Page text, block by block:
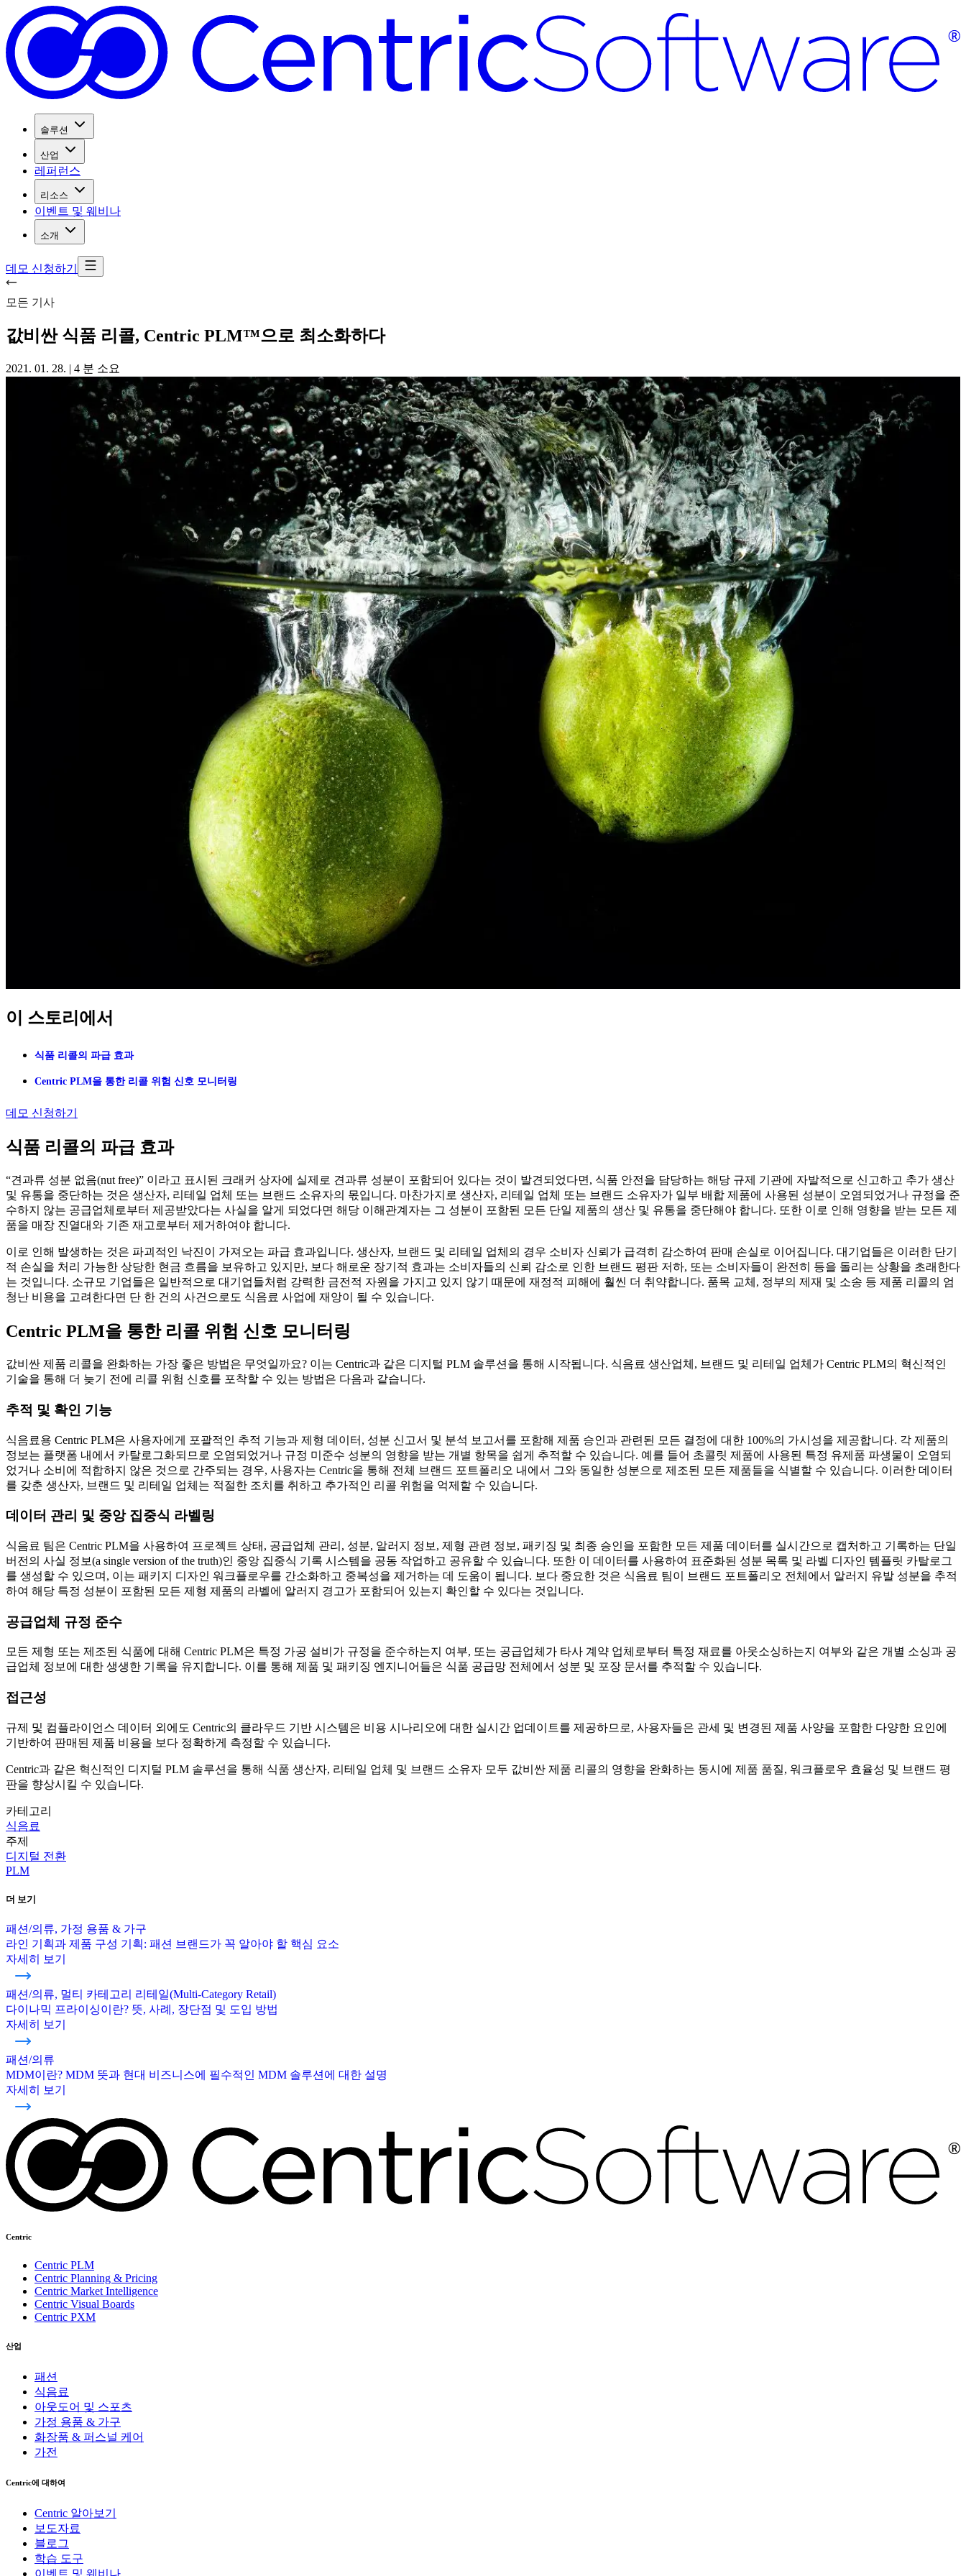
솔루션
산업
레퍼런스
리소스
이벤트 및 웨비나
소개
데모 신청하기
모든 기사
값비싼 식품 리콜, Centric PLM™으로 최소화하다
2021. 01. 28. | 4 분 소요
이 스토리에서
식품 리콜의 파급 효과
Centric PLM을 통한 리콜 위험 신호 모니터링
데모 신청하기
식품 리콜의 파급 효과
“견과류 성분 없음(nut free)” 이라고 표시된 크래커 상자에 실제로 견과류 성분이 포함되어 있다는 것이 발견되었다면, 식품 안전을 담당하는 해당 규제 기관에 자발적으로 신고하고 추가 생산
및 유통을 중단하는 것은 생산자, 리테일 업체 또는 브랜드 소유자의 몫입니다. 마찬가지로 생산자, 리테일 업체 또는 브랜드 소유자가 일부 배합 제품에 사용된 성분이 오염되었거나 규정을 준
수하지 않는 공급업체로부터 제공받았다는 사실을 알게 되었다면 해당 이해관계자는 그 성분이 포함된 모든 단일 제품의 생산 및 유통을 중단해야 합니다. 또한 이로 인해 영향을 받는 모든 제
품을 매장 진열대와 기존 재고로부터 제거하여야 합니다.
이로 인해 발생하는 것은 파괴적인 낙진이 가져오는 파급 효과입니다. 생산자, 브랜드 및 리테일 업체의 경우 소비자 신뢰가 급격히 감소하여 판매 손실로 이어집니다. 대기업들은 이러한 단기
적 손실을 처리 가능한 상당한 현금 흐름을 보유하고 있지만, 보다 해로운 장기적 효과는 소비자들의 신뢰 감소로 인한 브랜드 평판 저하, 또는 소비자들이 완전히 등을 돌리는 상황을 초래한다
는 것입니다. 소규모 기업들은 일반적으로 대기업들처럼 강력한 금전적 자원을 가지고 있지 않기 때문에 재정적 피해에 훨씬 더 취약합니다. 품목 교체, 정부의 제재 및 소송 등 제품 리콜의 엄
청난 비용을 고려한다면 단 한 건의 사건으로도 식음료 사업에 재앙이 될 수 있습니다.
Centric PLM을 통한 리콜 위험 신호 모니터링
값비싼 제품 리콜을 완화하는 가장 좋은 방법은 무엇일까요? 이는 Centric과 같은 디지털 PLM 솔루션을 통해 시작됩니다. 식음료 생산업체, 브랜드 및 리테일 업체가 Centric PLM의 혁신적인
기술을 통해 더 늦기 전에 리콜 위험 신호를 포착할 수 있는 방법은 다음과 같습니다.
추적 및 확인 기능
식음료용 Centric PLM은 사용자에게 포괄적인 추적 기능과 제형 데이터, 성분 신고서 및 분석 보고서를 포함해 제품 승인과 관련된 모든 결정에 대한 100%의 가시성을 제공합니다. 각 제품의
정보는 플랫폼 내에서 카탈로그화되므로 오염되었거나 규정 미준수 성분의 영향을 받는 개별 항목을 쉽게 추적할 수 있습니다. 예를 들어 초콜릿 제품에 사용된 특정 유제품 파생물이 오염되
었거나 소비에 적합하지 않은 것으로 간주되는 경우, 사용자는 Centric을 통해 전체 브랜드 포트폴리오 내에서 그와 동일한 성분으로 제조된 모든 제품들을 식별할 수 있습니다. 이러한 데이터
를 갖춘 생산자, 브랜드 및 리테일 업체는 적절한 조치를 취하고 추가적인 리콜 위험을 억제할 수 있습니다.
데이터 관리 및 중앙 집중식 라벨링
식음료 팀은 Centric PLM을 사용하여 프로젝트 상태, 공급업체 관리, 성분, 알러지 정보, 제형 관련 정보, 패키징 및 최종 승인을 포함한 모든 제품 데이터를 실시간으로 캡처하고 기록하는 단일
버전의 사실 정보(a single version of the truth)인 중앙 집중식 기록 시스템을 공동 작업하고 공유할 수 있습니다. 또한 이 데이터를 사용하여 표준화된 성분 목록 및 라벨 디자인 템플릿 카탈로그
를 생성할 수 있으며, 이는 패키지 디자인 워크플로우를 간소화하고 중복성을 제거하는 데 도움이 됩니다. 보다 중요한 것은 식음료 팀이 브랜드 포트폴리오 전체에서 알러지 유발 성분을 추적
하여 해당 특정 성분이 포함된 모든 제형 제품의 라벨에 알러지 경고가 포함되어 있는지 확인할 수 있다는 것입니다.
공급업체 규정 준수
모든 제형 또는 제조된 식품에 대해 Centric PLM은 특정 가공 설비가 규정을 준수하는지 여부, 또는 공급업체가 타사 계약 업체로부터 특정 재료를 아웃소싱하는지 여부와 같은 개별 소싱과 공
급업체 정보에 대한 생생한 기록을 유지합니다. 이를 통해 제품 및 패키징 엔지니어들은 식품 공급망 전체에서 성분 및 포장 문서를 추적할 수 있습니다.
접근성
규제 및 컴플라이언스 데이터 외에도 Centric의 클라우드 기반 시스템은 비용 시나리오에 대한 실시간 업데이트를 제공하므로, 사용자들은 관세 및 변경된 제품 사양을 포함한 다양한 요인에
기반하여 판매된 제품 비용을 보다 정확하게 측정할 수 있습니다.
Centric과 같은 혁신적인 디지털 PLM 솔루션을 통해 식품 생산자, 리테일 업체 및 브랜드 소유자 모두 값비싼 제품 리콜의 영향을 완화하는 동시에 제품 품질, 워크플로우 효율성 및 브랜드 평
판을 향상시킬 수 있습니다.
카테고리
식음료
주제
디지털 전환
PLM
더 보기
패션/의류, 가정 용품 & 가구
라인 기획과 제품 구성 기획: 패션 브랜드가 꼭 알아야 할 핵심 요소
자세히 보기
패션/의류, 멀티 카테고리 리테일(Multi-Category Retail)
다이나믹 프라이싱이란? 뜻, 사례, 장단점 및 도입 방법
자세히 보기
패션/의류
MDM이란? MDM 뜻과 현대 비즈니스에 필수적인 MDM 솔루션에 대한 설명
자세히 보기
Centric
Centric PLM
Centric Planning & Pricing
Centric Market Intelligence
Centric Visual Boards
Centric PXM
산업
패션
식음료
아웃도어 및 스포츠
가정 용품 & 가구
화장품 & 퍼스널 케어
가전
Centric에 대하여
Centric 알아보기
보도자료
블로그
학습 도구
이벤트 및 웨비나